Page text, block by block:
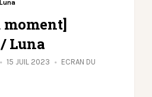
moment]
Luna
15 JUIL 2023
ECRAN DU